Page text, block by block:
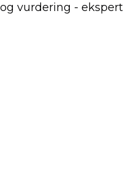
vurdering - ekspert